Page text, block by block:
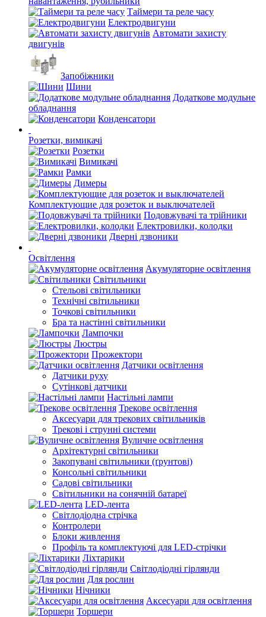
Таймери та реле часу
Електродвигуни
Автомати захисту
двигунів
Запобіжники
Шини
Додаткове модульне
обладнання
Конденсатори
Розетки, вимикачі
Розетки
Вимикачі
Рамки
Димеры
Комплектующие для розеток и выключателей
Подовжувачі та трійники
Електровилки, колодки
Дверні дзвоники
Освітлення
Акумуляторне освітлення
Світильники
Стельові світильники
Технічні світильники
Точкові світильники
Бра та настінні світильники
Лампочки
Люстры
Прожектори
Датчики освітлення
Датчики руху
Сутінкові датчики
Настільні лампи
Трекове освітлення
Аксесуари для трекових світильників
Трекові і струнні системи
Вуличне освітлення
Архітектурні світильники
Закопувані світильники (ґрунтові)
Консольні світильники
Садові світильники
Світильники на сонячній батареї
LED-лента
Світлодіодна стрічка
Контролери
Блоки живлення
Профіль та комплектуючі для LED-стрічки
Ліхтарики
Світлодіодні гірлянди
Для рослин
Нічники
Аксесуари для освітлення
Торшери